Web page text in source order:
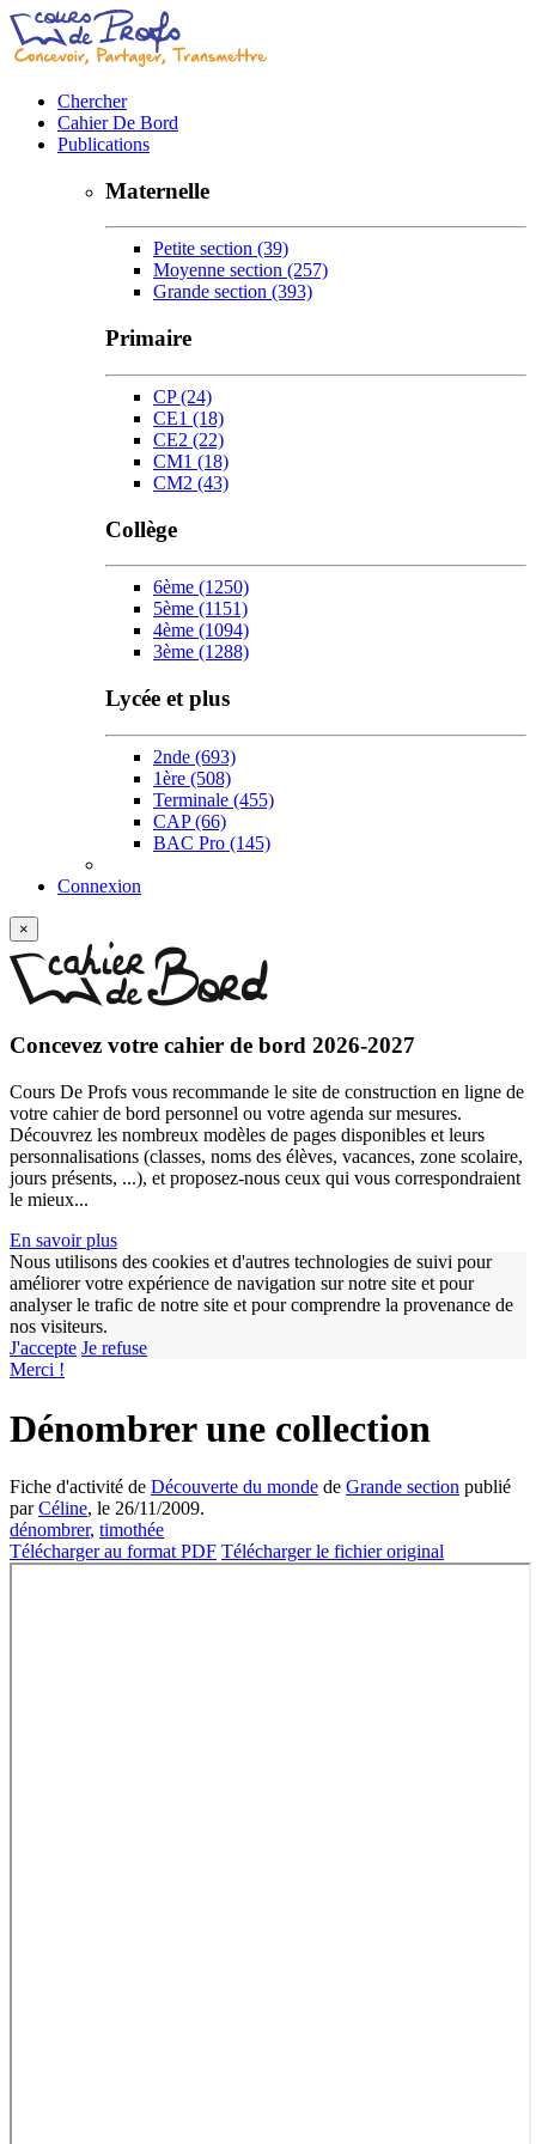
Chercher
Cahier De Bord
Publications
Maternelle
Petite section (39)
Moyenne section (257)
Grande section (393)
Primaire
CP(24)
CE1 (18)
CE2 (22)
CM1 (18)
CM2 (43)
Collège
6ème (1250)
5ème (1151)
4ème (1094)
3ème (1288)
Lycée et plus
2nde (693)
1ère (508)
Terminale (455)
CAP(66)
BAC Pro (145)
Connexion
×
Concevez votre cahier de bord 2026-2027
Cours De Profs vous recommande le site de construction en ligne de
votre cahier de bord personnel ou votre agenda sur mesures.
Découvrez les nombreux modèles de pages disponibles et leurs
personnalisations (classes, noms des élèves, vacances, zone scolaire,
jours présents, ...), et proposez-nous ceux qui vous correspondraient
le mieux...
En savoir plus
Nous utilisons des cookies et d'autres technologies de suivi pour
améliorer votre expérience de navigation sur notre site et pour
analyser le trafic de notre site et pour comprendre la provenance de
nos visiteurs.
J'accepte Je refuse
Merci !
Dénombrer une collection
Fiche d'activité de Découverte du monde de Grande section publié
parCéline, le 26/11/2009.
dénombrer, timothée
Télécharger au format PDF Télécharger le fichier original